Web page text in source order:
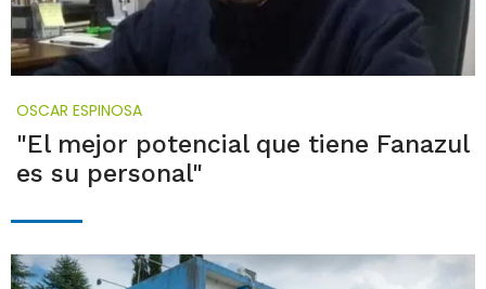
OSCAR ESPINOSA
"El mejor potencial que tiene Fanazul
es su personal"